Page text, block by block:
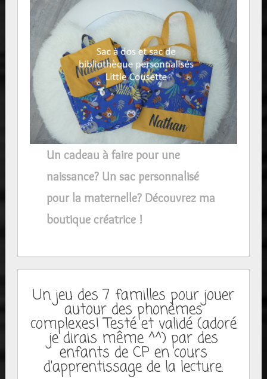
Un cadeau à faire pour une
naissance? Un sac personnalisé
pour la maternelle? Découvrez ma
boutique créatrice !
Un jeu des 7 familles pour jouer
autour des phonèmes
complexes! Testé et validé (adoré
je dirais même ^^) par des
enfants de CP en cours
d'apprentissage de la lecture.